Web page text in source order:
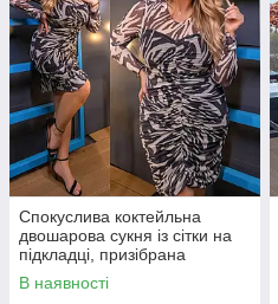
Спокуслива коктейльна
двошарова сукня із сітки на
підкладці, призібрана
спереду, норма і батал великі
розміри
В наявності